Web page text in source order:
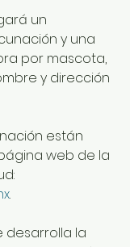
un
y una
por mascota,
y dirección
están
web de la
.
desarrolla la